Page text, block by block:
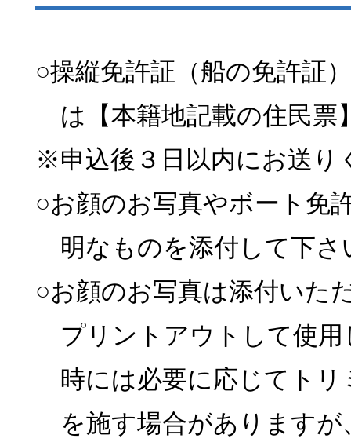
○操縦免許証（船の免許証
は【本籍地記載の住民票
※申込後３日以内にお送り
○お顔のお写真やボート免
明なものを添付して下さ
○お顔のお写真は添付いた
プリントアウトして使用
時には必要に応じてト
を施す場合があります